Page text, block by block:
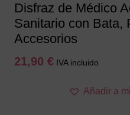
Disfraz de Médico
Sanitario con Bata,
Accesorios
21,90 € IVA incluido
Añadir a